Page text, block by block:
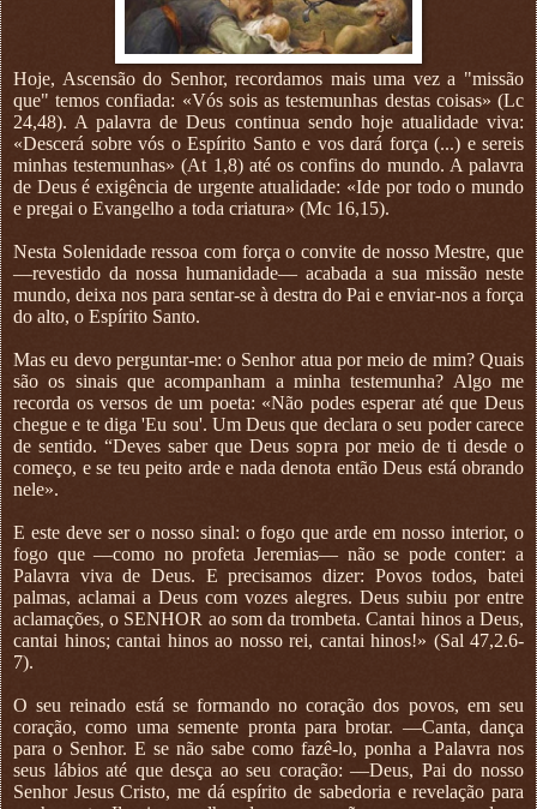
Hoje, Ascensão do Senhor, recordamos mais uma vez a "missão
que" temos confiada: «Vós sois as testemunhas destas coisas» (Lc
24,48). A palavra de Deus continua sendo hoje atualidade viva:
«Descerá sobre vós o Espírito Santo e vos dará força (...) e sereis
minhas testemunhas» (At 1,8) até os confins do mundo. A palavra
de Deus é exigência de urgente atualidade: «Ide por todo o mundo
e pregai o Evangelho a toda criatura» (Mc 16,15).
Nesta Solenidade ressoa com força o convite de nosso Mestre, que
—revestido da nossa humanidade— acabada a sua missão neste
mundo, deixa nos para sentar-se à destra do Pai e enviar-nos a força
do alto, o Espírito Santo.
Mas eu devo perguntar-me: o Senhor atua por meio de mim? Quais
são os sinais que acompanham a minha testemunha? Algo me
recorda os versos de um poeta: «Não podes esperar até que Deus
chegue e te diga 'Eu sou'. Um Deus que declara o seu poder carece
de sentido. “Deves saber que Deus sopra por meio de ti desde o
começo, e se teu peito arde e nada denota então Deus está obrando
nele».
E este deve ser o nosso sinal: o fogo que arde em nosso interior, o
fogo que —como no profeta Jeremias— não se pode conter: a
Palavra viva de Deus. E precisamos dizer: Povos todos, batei
palmas, aclamai a Deus com vozes alegres. Deus subiu por entre
aclamações, o SENHOR ao som da trombeta. Cantai hinos a Deus,
cantai hinos; cantai hinos ao nosso rei, cantai hinos!» (Sal 47,2.6-
7).
O seu reinado está se formando no coração dos povos, em seu
coração, como uma semente pronta para brotar. —Canta, dança
para o Senhor. E se não sabe como fazê-lo, ponha a Palavra nos
seus lábios até que desça ao seu coração: —Deus, Pai do nosso
Senhor Jesus Cristo, me dá espírito de sabedoria e revelação para